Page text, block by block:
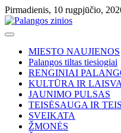
Skip
to
content
Pirmadienis, 10 rugpjūčio,
MIESTO NAUJIENOS
Palangos tiltas tiesiogiai
RENGINIAI
KULTŪRA IR
JAUNIMO PULSAS
TEISĖSAUGA IR
SVEIKATA
ŽMONĖS